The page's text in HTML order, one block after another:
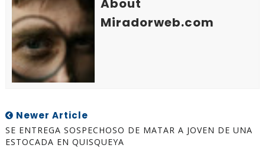
About
Miradorweb.com
Newer Article
SE ENTREGA SOSPECHOSO DE MATAR A JOVEN DE UNA
ESTOCADA EN QUISQUEYA